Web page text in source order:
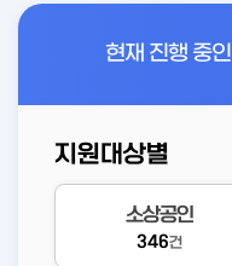
현재 진행 중인
지원대상별
소상공인
346건